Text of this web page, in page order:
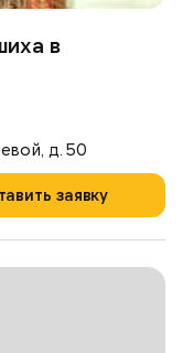
в
д. 50
заявку